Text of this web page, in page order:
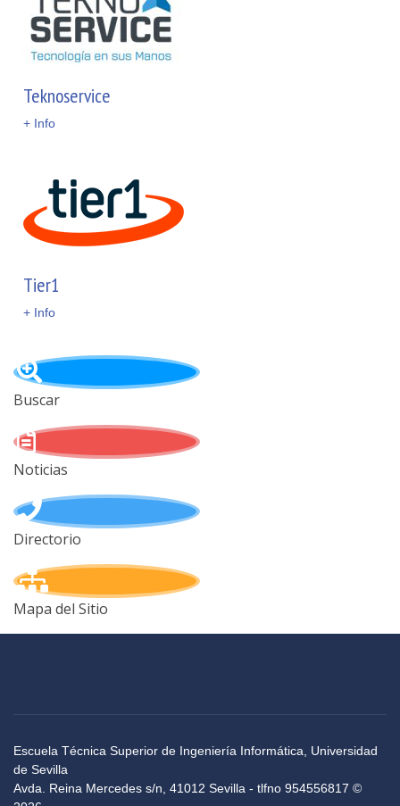
Teknoservice
+ Info
Tier1
+ Info
Buscar
Noticias
Directorio
Mapa del Sitio
Escuela Técnica Superior de Ingeniería Informática, Universidad
de Sevilla
Avda. Reina Mercedes s/n, 41012 Sevilla - tlfno 954556817 ©